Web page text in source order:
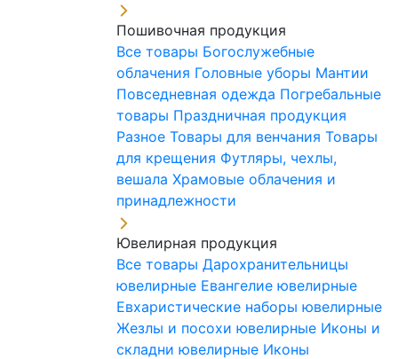
Пошивочная продукция
Все товары Богослужебные
облачения Головные уборы Мантии
Повседневная одежда Погребальные
товары Праздничная продукция
Разное Товары для венчания Товары
для крещения Футляры, чехлы,
вешала Храмовые облачения и
принадлежности
Ювелирная продукция
Все товары Дарохранительницы
ювелирные Евангелие ювелирные
Евхаристические наборы ювелирные
Жезлы и посохи ювелирные Иконы и
складни ювелирные Иконы